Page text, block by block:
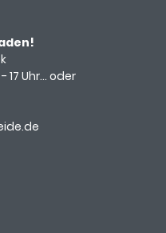
17 Uhr... oder
e